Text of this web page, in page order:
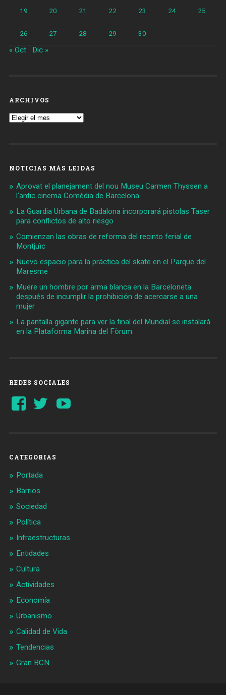
19 20 21 22 23 24 25
26 27 28 29 30
« Oct Dic »
ARCHIVOS
Archivos
NOTICIAS MÁS LEIDAS
Aprovat el planejament del nou Museu Carmen Thyssen a
l'antic cinema Comèdia de Barcelona
La Guardia Urbana de Badalona incorporará pistolas Taser
para conflictos de alto riesgo
Comienzan las obras de reforma del recinto ferial de
Montjuïc
Nuevo espacio para la práctica del skate en el Parque del
Maresme
Muere un hombre por arma blanca en la Barceloneta
después de incumplir la prohibición de acercarse a una
mujer
La pantalla gigante para ver la final del Mundial se instalará
en la Plataforma Marina del Fòrum
REDES SOCIALES
Ver
perfil
Ver
perfil
CATEGORIAS
Portada
Barrios
Sociedad
Política
Infraestructuras
Entidades
Cultura
Actividades
Economía
Urbanismo
Calidad de Vida
Tendencias
Gran BCN